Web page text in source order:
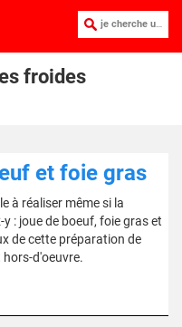
je cherche une recette :
froides
et foie gras
à réaliser même si la
: joue de boeuf, foie gras et
de cette préparation de
hors-d'oeuvre.